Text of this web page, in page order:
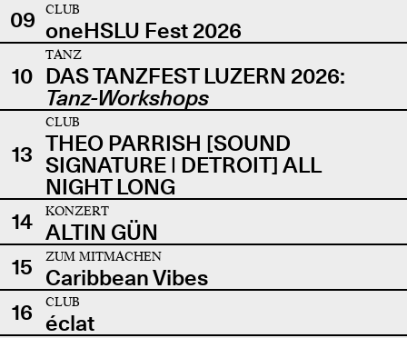
09
CLUB
oneHSLU Fest 2026
10
TANZ
DAS TANZFEST LUZERN 2026:
Tanz-Workshops
13
CLUB
THEO PARRISH [SOUND
SIGNATURE | DETROIT] ALL
NIGHT LONG
14
KONZERT
ALTIN GÜN
15
ZUM MITMACHEN
Caribbean Vibes
16
CLUB
éclat